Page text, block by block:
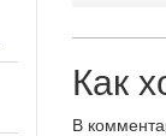
Как
В